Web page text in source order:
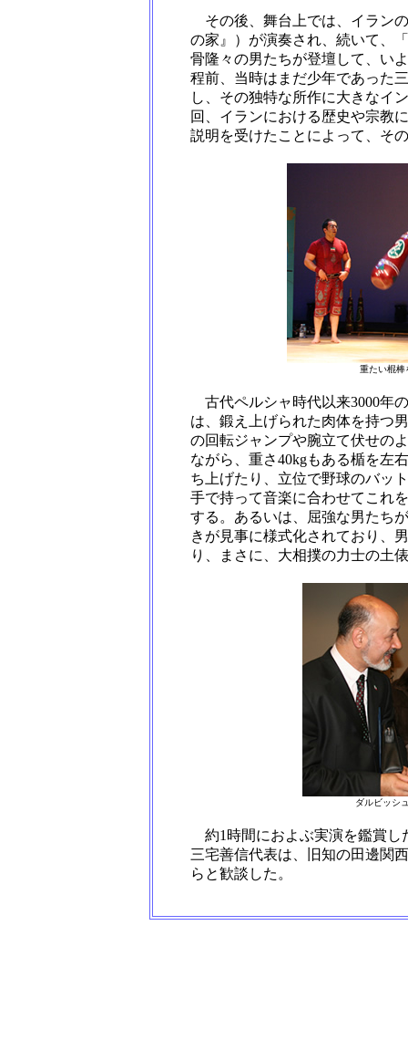
その後、舞台上では、イラン
の家』）が演奏され、続いて、
骨隆々の男たちが登壇して、い
程前、当時はまだ少年であった
し、その独特な所作に大きなイ
回、イランにおける歴史や宗教
説明を受けたことによって、そ
重たい棍棒
古代ペルシャ時代以来3000年
は、鍛え上げられた肉体を持つ
の回転ジャンプや腕立て伏せの
ながら、重さ40kgもある楯を左
ち上げたり、立位で野球のバッ
手で持って音楽に合わせてこれ
する。あるいは、屈強な男たち
きが見事に様式化されており、
り、まさに、大相撲の力士の土
ダルビッシ
約1時間におよぶ実演を鑑賞し
三宅善信代表は、旧知の田邊関
らと歓談した。